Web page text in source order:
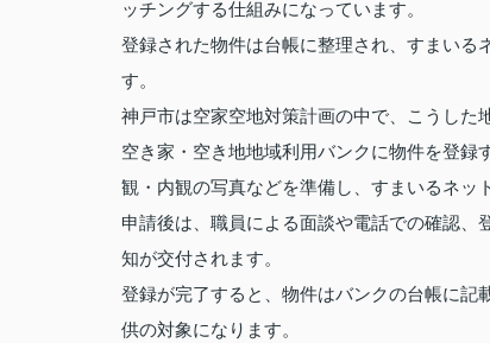
ッチングする仕組みになっています。
登録された物件は台帳に整理され、すまいる
す。
神戸市は空家空地対策計画の中で、こうした
空き家・空き地地域利用バンクに物件を登
観・内観の写真などを準備し、すまいるネッ
申請後は、職員による面談や電話での確認、
知が交付されます。
登録が完了すると、物件はバンクの台帳に記
供の対象になります。